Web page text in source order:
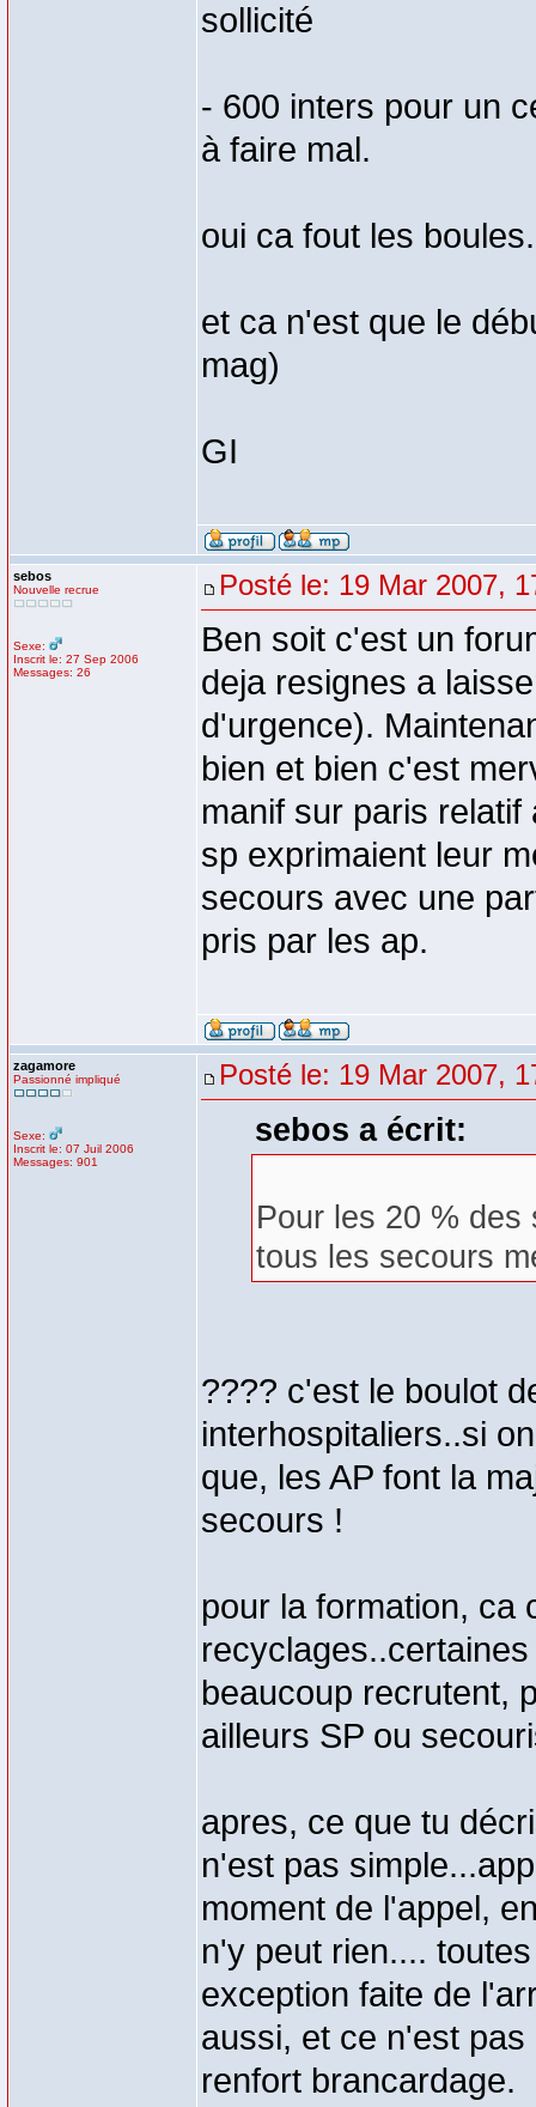
sollicité
- 600 inters pour un
à faire mal.
oui ca fout les boules.
et ca n'est que le
mag)
GI
sebos
Nouvelle recrue
Sexe:
Inscrit le: 27 Sep 2006
Messages: 26
Posté le: 19 Mar 2007,
Ben soit c'est un
deja resignes a
d'urgence).
bien et bien c'est
manif sur paris
sp exprimaient leur
secours avec une
pris par les ap.
zagamore
Passionné impliqué
Sexe:
Inscrit le: 07 Juil 2006
Messages: 901
Posté le: 19 Mar 2007,
sebos a écrit:
Pour les 20 %
tous les secours
???? c'est le boulot
interhospitaliers..si
que, les AP font la
secours !
pour la formation, ca
beaucoup recrutent,
ailleurs SP ou
apres, ce que tu
n'est pas
moment de l'appel,
n'y peut rien....
exception faite de
aussi, et ce n'est
renfort brancardage.